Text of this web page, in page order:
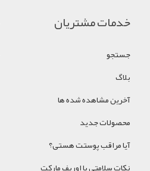
خدمات مشتریان
جستجو
بلاگ
آخرین مشاهده شده ها
محصولات جدید
آیا مراقب پوستت هستی؟
نکات سلامتی با اوریف مارکت